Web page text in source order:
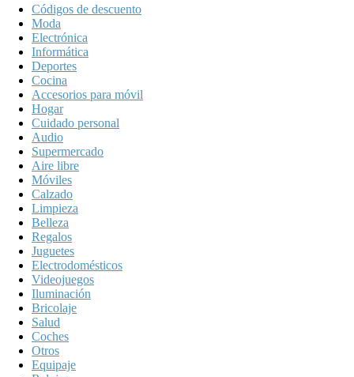
Códigos de descuento
Moda
Electrónica
Informática
Deportes
Cocina
Accesorios para móvil
Hogar
Cuidado personal
Audio
Supermercado
Aire libre
Móviles
Calzado
Limpieza
Belleza
Regalos
Juguetes
Electrodomésticos
Videojuegos
Iluminación
Bricolaje
Salud
Coches
Otros
Equipaje